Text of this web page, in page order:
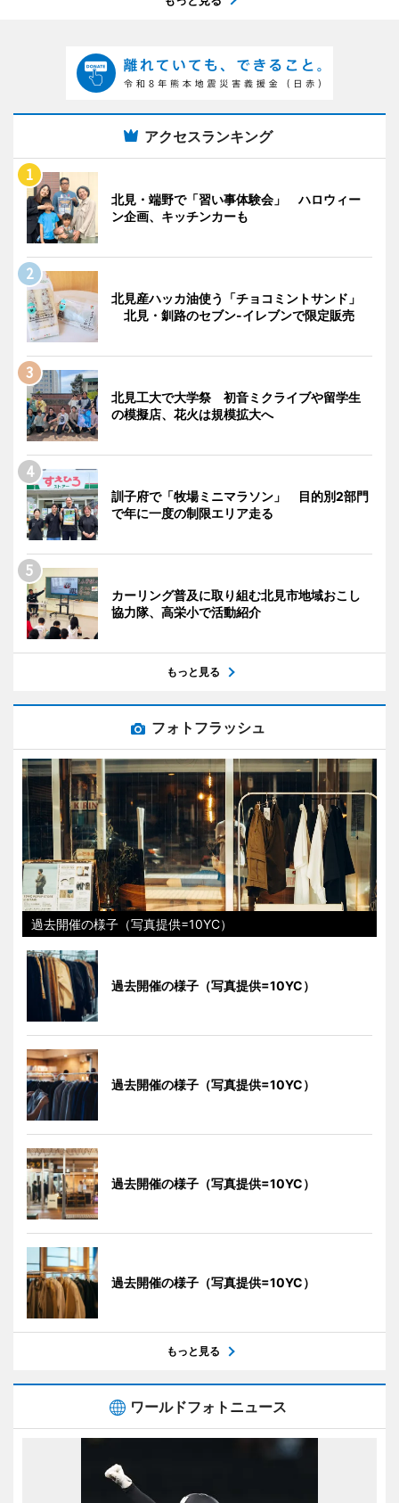
アクセスランキング
北見・端野で「習い事体験会」 ハロウィー
ン企画、キッチンカーも
北見産ハッカ油使う「チョコミントサンド」
北見・釧路のセブン-イレブンで限定販売
北見工大で大学祭 初音ミクライブや留学生
の模擬店、花火は規模拡大へ
訓子府で「牧場ミニマラソン」 目的別2部門
で年に一度の制限エリア走る
カーリング普及に取り組む北見市地域おこし
協力隊、高栄小で活動紹介
もっと見る
フォトフラッシュ
過去開催の様子（写真提供=10YC）
過去開催の様子（写真提供=10YC）
過去開催の様子（写真提供=10YC）
過去開催の様子（写真提供=10YC）
過去開催の様子（写真提供=10YC）
もっと見る
ワールドフォトニュース